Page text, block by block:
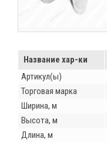
Название хар-ки
Артикул(ы)
Торговая марка
Ширина, м
Высота, м
Длина, м